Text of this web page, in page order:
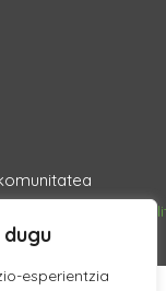
esperientzia
Cookie